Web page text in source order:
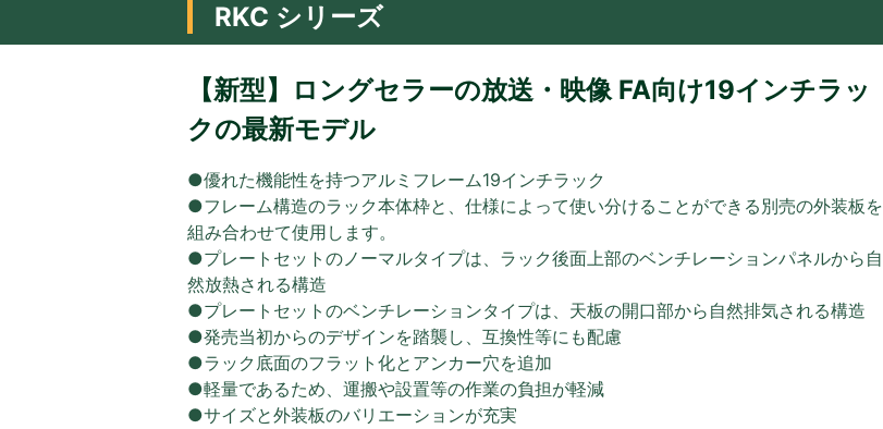
RKC シリーズ
【新型】ロングセラーの放送・映像 FA向け19インチラッ
クの最新モデル
●優れた機能性を持つアルミフレーム19インチラック
●フレーム構造のラック本体枠と、仕様によって使い分けることができる別売の外装板を
組み合わせて使用します。
●プレートセットのノーマルタイプは、ラック後面上部のベンチレーションパネルから自
然放熱される構造
●プレートセットのベンチレーションタイプは、天板の開口部から自然排気される構造
●発売当初からのデザインを踏襲し、互換性等にも配慮
●ラック底面のフラット化とアンカー穴を追加
●軽量であるため、運搬や設置等の作業の負担が軽減
●サイズと外装板のバリエーションが充実